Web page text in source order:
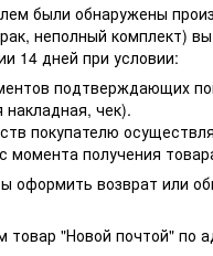
были обнаружены
неполный комплект)
14 дней при условии:
подтверждающих
накладная, чек).
покупателю
момента получения
оформить возврат или
товар "Новой почтой" по